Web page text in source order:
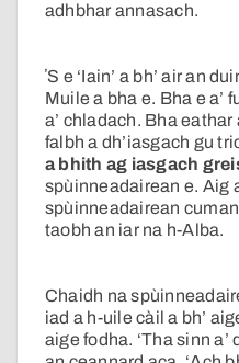
adhbhar annasach.
ʼS e ‘Iain’ a bh’ air an
Muile a bha e. Bha e a’
a’ chladach. Bha eathar
falbh a dh’iasgach gu
a bhith ag iasgach
spùinneadairean e. Aig
spùinneadairean
taobh an iar na h-Alba.
Chaidh na
iad a h-uile càil a bh’
aige fodha. ‘Tha sinn